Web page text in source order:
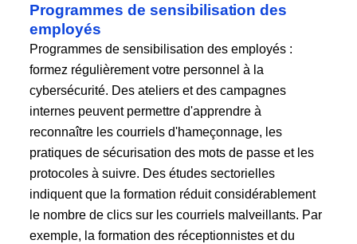
Programmes de sensibilisation des
employés
Programmes de sensibilisation des employés :
formez régulièrement votre personnel à la
cybersécurité. Des ateliers et des campagnes
internes peuvent permettre d'apprendre à
reconnaître les courriels d'hameçonnage, les
pratiques de sécurisation des mots de passe et les
protocoles à suivre. Des études sectorielles
indiquent que la formation réduit considérablement
le nombre de clics sur les courriels malveillants. Par
exemple, la formation des réceptionnistes et du